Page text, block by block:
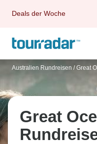
Deals der Woche
Australien Rundreisen / Great
Great